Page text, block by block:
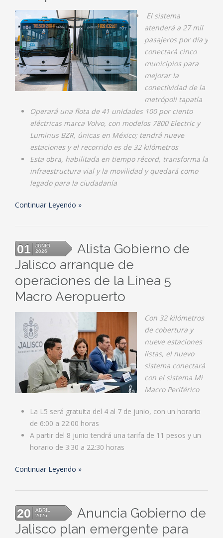
El sistema
atenderá a 27 mil
pasajeros por día y
conectará cinco
municipios para
mejorar la
conectividad de la
metrópoli tapatía
Operará una flota de 41 unidades 100 por ciento
eléctricas marca Volvo, con modelos 7800 Electric y
Luminus BZR, únicas en México; tendrá nueve
estaciones y el recorrido es de 32 kilómetros
Esta obra, habilitada en tiempo récord, transforma la
infraestructura vial y la movilidad y quedará como
legado para la ciudadanía
Continuar Leyendo
01
JUNIO
2026
Alista Gobierno de
Jalisco arranque de
operaciones de la Línea 5
Macro Aeropuerto
Con 32 kilómetros
de cobertura y
nueve estaciones
listas, el nuevo
sistema conectará
con el sistema Mi
Macro Periférico
La L5 será gratuita del 4 al 7 de junio, con un horario
de 6:00 a 22:00 horas
A partir del 8 junio tendrá una tarifa de 11 pesos y un
horario de 3:30 a 22:30 horas
Continuar Leyendo
20
ABRIL
2026
Anuncia Gobierno de
Jalisco plan emergente para